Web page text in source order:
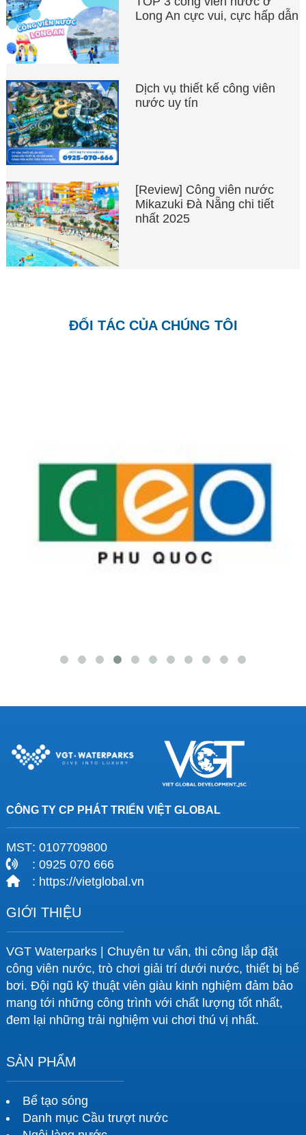
Long An cực vui, cực hấp dẫn
Dịch vụ thiết kế công viên
nước uy tín
[Review] Công viên nước
Mikazuki Đà Nẵng chi tiết
nhất 2025
ĐỐI TÁC CỦA CHÚNG TÔI
CÔNG TY CP PHÁT TRIỂN VIỆT GLOBAL
MST: 0107709800
: 0925 070 666
: https://vietglobal.vn
GIỚI THIỆU
VGT Waterparks | Chuyên tư vấn, thi công lắp đặt
công viên nước, trò chơi giải trí dưới nước, thiết bị bể
bơi. Đội ngũ kỹ thuật viên giàu kinh nghiệm đảm bảo
mang tới những công trình với chất lượng tốt nhất,
đem lại những trải nghiệm vui chơi thú vị nhất.
SẢN PHẨM
Bể tạo sóng
Danh mục Cầu trượt nước